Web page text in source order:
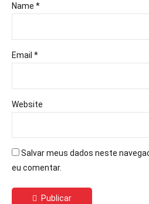
Name *
Email *
Website
Salvar meus dados neste
eu comentar.
Publicar